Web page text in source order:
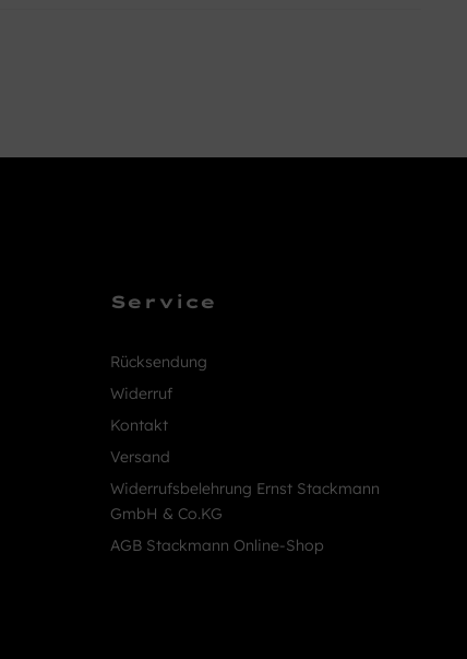
Service
Rücksendung
Widerruf
Kontakt
Versand
Widerrufsbelehrung Ernst Stackmann
GmbH & Co.KG
AGB Stackmann Online-Shop